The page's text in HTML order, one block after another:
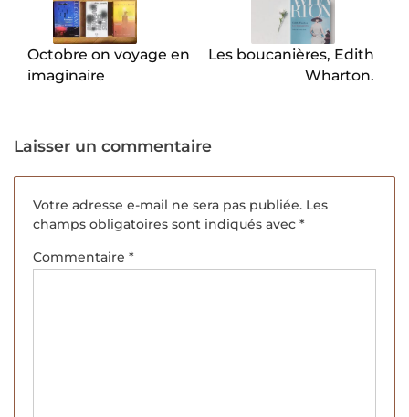
l’article
Octobre on voyage en
imaginaire
Les boucanières, Edith
Wharton.
Laisser un commentaire
Votre adresse e-mail ne sera pas publiée. Les
champs obligatoires sont indiqués avec *
Commentaire *